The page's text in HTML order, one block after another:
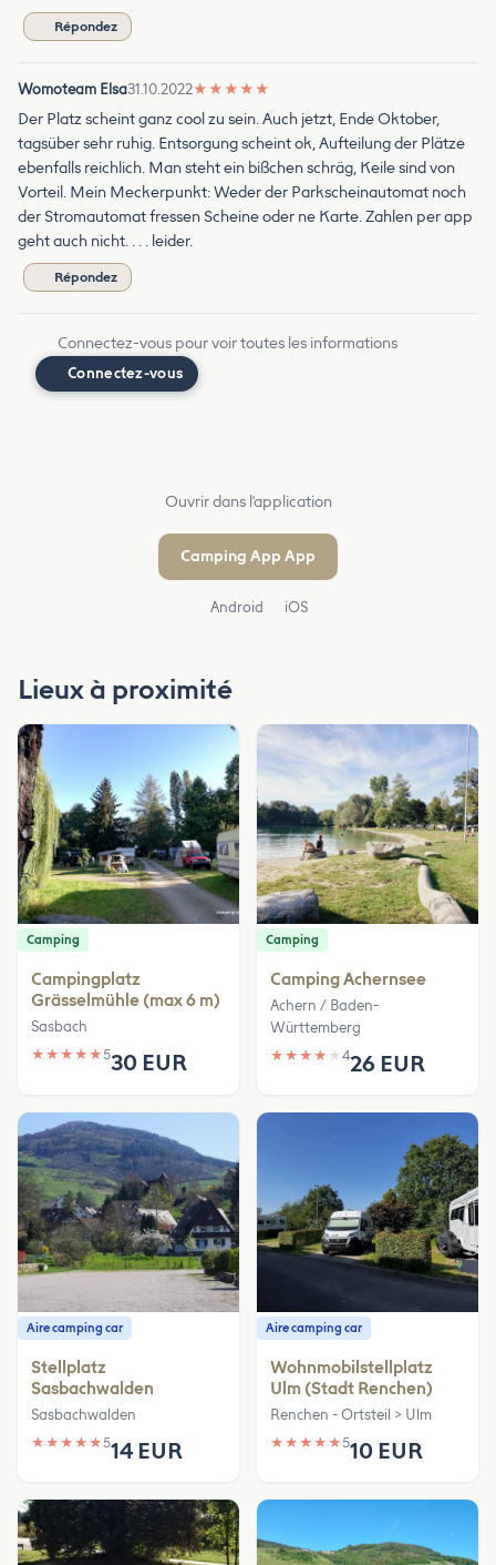
Répondez
Womoteam Elsa31.10.2022★ ★ ★ ★ ★
Der Platz scheint ganz cool zu sein. Auch jetzt, Ende Oktober,
tagsüber sehr ruhig. Entsorgung scheint ok, Aufteilung der Plätze
ebenfalls reichlich. Man steht ein bißchen schräg, Keile sind von
Vorteil. Mein Meckerpunkt: Weder der Parkscheinautomat noch
der Stromautomat fressen Scheine oder ne Karte. Zahlen per app
geht auch nicht. . . . leider.
Répondez
Connectez-vous pour voir toutes les informations
Connectez-vous
Ouvrir dans l'application
Camping App App
Android iOS
Lieux à proximité
Camping
Campingplatz
Grässelmühle (max 6 m)
Sasbach
★ ★ ★ ★ ★530 EUR
Camping
Camping Achernsee
Achern / Baden-
Württemberg
★ ★ ★ ★ ★ 426 EUR
Aire camping car
Stellplatz
Sasbachwalden
Sasbachwalden
★ ★ ★ ★ ★514 EUR
Aire camping car
Wohnmobilstellplatz
Ulm (Stadt Renchen)
Renchen - Ortsteil > Ulm
★ ★ ★ ★ ★510 EUR